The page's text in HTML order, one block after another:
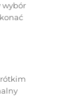
wybór